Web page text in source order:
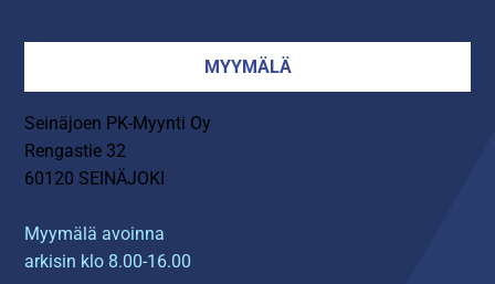
MYYMÄLÄ
Seinäjoen PK-Myynti Oy
Rengastie 32
60120 SEINÄJOKI
Myymälä avoinna
arkisin klo 8.00-16.00